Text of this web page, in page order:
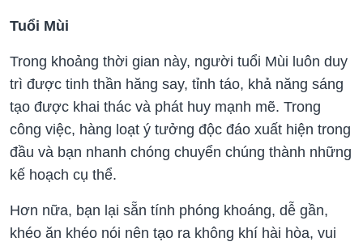
Tuổi Mùi
Trong khoảng thời gian này, người tuổi Mùi luôn duy
trì được tinh thần hăng say, tỉnh táo, khả năng sáng
tạo được khai thác và phát huy mạnh mẽ. Trong
công việc, hàng loạt ý tưởng độc đáo xuất hiện trong
đầu và bạn nhanh chóng chuyển chúng thành những
kế hoạch cụ thể.
Hơn nữa, bạn lại sẵn tính phóng khoáng, dễ gần,
khéo ăn khéo nói nên tạo ra không khí hài hòa, vui